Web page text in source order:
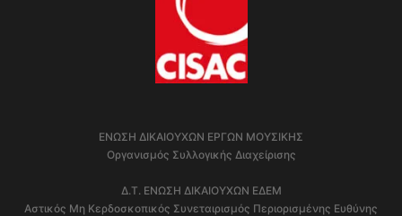
ΕΝΩΣΗ ΔΙΚΑΙΟΥΧΩΝ ΕΡΓΩΝ ΜΟΥΣΙΚΗΣ
Οργανισμός Συλλογικής Διαχείρισης
Δ.Τ. ΕΝΩΣΗ ΔΙΚΑΙΟΥΧΩΝ ΕΔΕΜ
Αστικός Μη Κερδοσκοπικός Συνεταιρισμός Περιορισμένης Ευθύνης